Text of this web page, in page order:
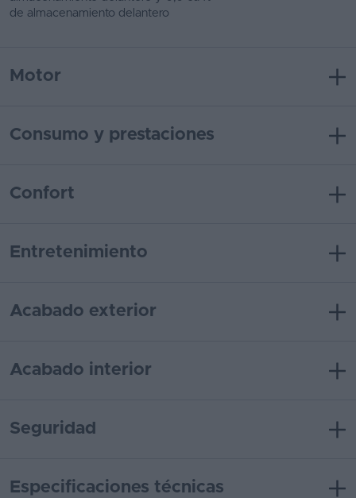
de almacenamiento delantero
Motor
Consumo y prestaciones
Confort
Entretenimiento
Acabado exterior
Acabado interior
Seguridad
Especificaciones técnicas